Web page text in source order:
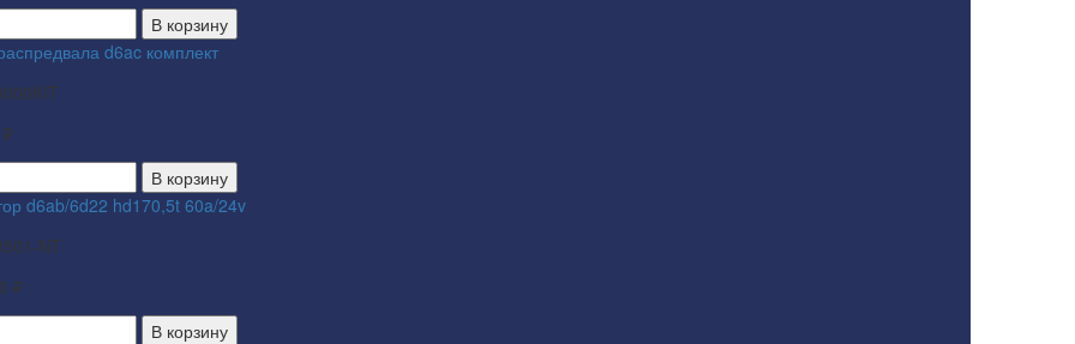
В корзину
d6ac комплект
В корзину
d6ab/6d22 hd170,5t 60a/24v
NT
₽
В корзину